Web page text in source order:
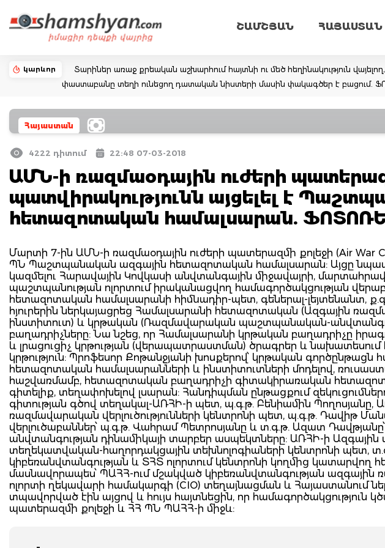
ՇԱՄՇՅԱՆ ՀԱՅԱՍՏԱՆ
կարևոր
Տարիներ առաջ քրեական աշխարհում հայտնի ու մեծ հեղինակություն
փաստաբանը տեղի ունեցող դատական նիստերի մասին փակագծեր է բացում.
Հայաստան
4222 դիտում 22:48 07-03-2018
ԱՄՆ-ի ռազմաօդային ուժերի
պատվիրակությունն այցելել է
հետազոտական համալսարան.
Մարտի 7-ին ԱՄՆ-ի ռազմաօդային ուժերի պատերազմի քոլեջի (Air War
ՊՆ Պաշտպանական ազգային հետազոտական համալսարան: Այցը
կազմելու Հարավային Կովկասի անվտանգային միջավայրի,
պաշտպանության ոլորտում իրականացվող համագործակցության
հետազոտական համալսարանի հիմնադիր-պետ, գեներալ-լեյտենանտ,
հյուրերին ներկայացրեց Համալսարանի հետազոտական (Ազգային
ինստիտուտ) և կրթական (Ռազմավարական պաշտպանական-
բաղադրիչները: Նա նշեց, որ Համալսարանի կրթական բաղադրիչը
և լրացուցիչ կրթության (վերապատրաստման) ծրագրեր և
կրթություն: Պրոֆեսոր Քոթանջյանի խոսքերով՝ կրթական գործընթացն
հետազոտական համալսարանների և ինստիտուտների մոդելով,
հաշվառմամբ, հետազոտական բաղադրիչի գիտակիրառական
գիտելիք, տեղափոխելով լսարան: Հանդիպման ընթացքում
գիտության գծով տեղակալ-ԱՌՀԻ-ի պետ, պ.գ.թ. Բենիամին Պողոսյանը,
ռազմավարական վերլուծությունների կենտրոնի պետ, պ.գ.թ. Դավիթ
վերլուծաբաններ՝ պ.գ.թ. Վահրամ Պետրոսյանը և տ.գ.թ. Ազատ
անվտանգության դինամիկայի տարբեր ասպեկտները: ԱՌՀԻ-ի
տեղեկատվական-հաղորդակցային տեխնոլոգիաների կենտրոնի պետ,
կիբեռանվտանգության և ՏՀՏ ոլորտում կենտրոնի կողմից
մասնավորապես՝ ՊԱՀՀ-ում մշակված կիբեռանվտանգության
ոլորտի ղեկավարի համակարգի (CIO) տեղայնացման և Հայաստանում
տպավորված էին այցով և հույս հայտնեցին, որ համագործակցություն
պատերազմի քոլեջի և ՀՀ ՊՆ ՊԱՀՀ-ի միջև: